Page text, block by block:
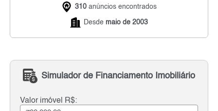
310 anúncios encontrados
Desde maio de 2003
Simulador de Financiamento Imobiliário
Valor imóvel R$: